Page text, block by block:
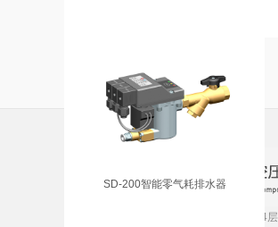
SD-200智能零气耗排水器
公司地址：南京市江宁区新丰路10号5A栋4层